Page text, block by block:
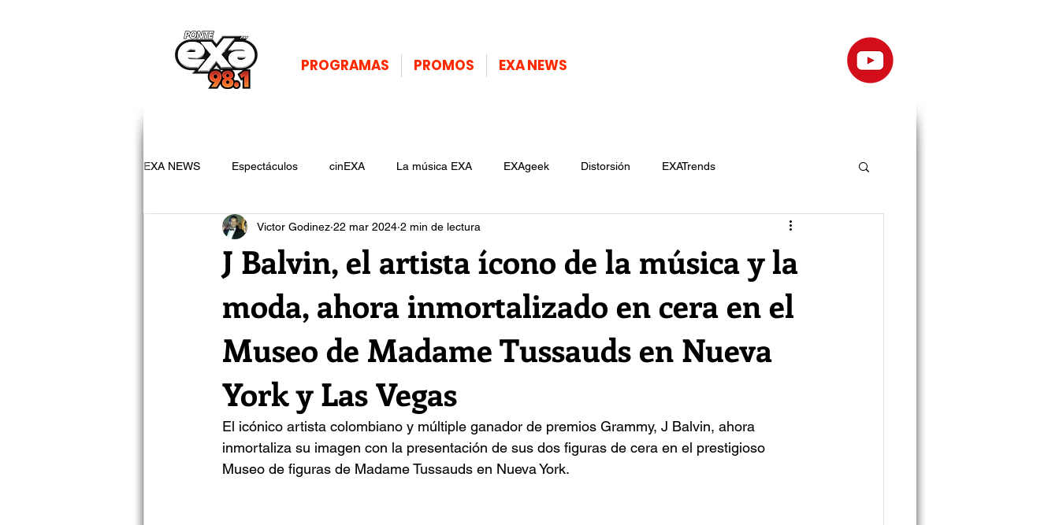
PROGRAMAS PROMOS EXA NEWS
EXA NEWS Espectáculos cinEXA La música EXA EXAgeek Distorsión EXATrends
J Balvin, el artista ícono de la música y la
moda, ahora inmortalizado en cera en el
Museo de Madame Tussauds en Nueva
York y Las Vegas
Victor Godinez 22 mar 2024 2 min de lectura
El icónico artista colombiano y múltiple ganador de premios Grammy, J Balvin, ahora
inmortaliza su imagen con la presentación de sus dos figuras de cera en el prestigioso
Museo de figuras de Madame Tussauds en Nueva York.